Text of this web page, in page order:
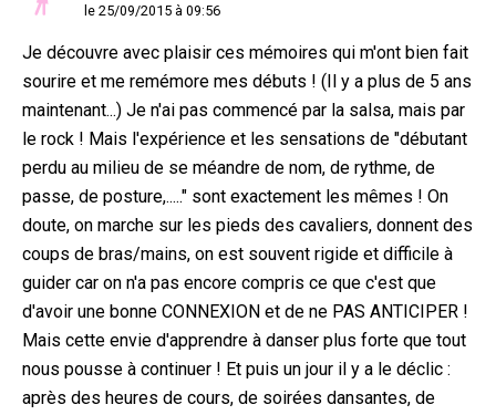
le 25/09/2015 à 09:56
Je découvre avec plaisir ces mémoires qui m'ont bien fait
sourire et me remémore mes débuts ! (Il y a plus de 5 ans
maintenant...) Je n'ai pas commencé par la salsa, mais par
le rock ! Mais l'expérience et les sensations de "débutant
perdu au milieu de se méandre de nom, de rythme, de
passe, de posture,....." sont exactement les mêmes ! On
doute, on marche sur les pieds des cavaliers, donnent des
coups de bras/mains, on est souvent rigide et difficile à
guider car on n'a pas encore compris ce que c'est que
d'avoir une bonne CONNEXION et de ne PAS ANTICIPER !
Mais cette envie d'apprendre à danser plus forte que tout
nous pousse à continuer ! Et puis un jour il y a le déclic :
après des heures de cours, de soirées dansantes, de